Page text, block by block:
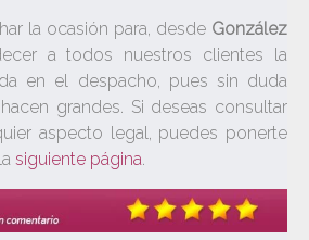
la ocasión para, desde González
a todos nuestros clientes la
en el despacho, pues sin duda
grandes. Si deseas consultar
aspecto legal, puedes ponerte
siguiente página.